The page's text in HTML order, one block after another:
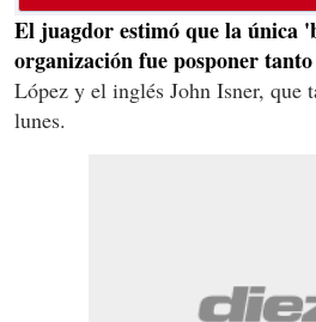
El juagdor estimó que la única
organización fue posponer
López y el inglés John Isner, que
lunes.